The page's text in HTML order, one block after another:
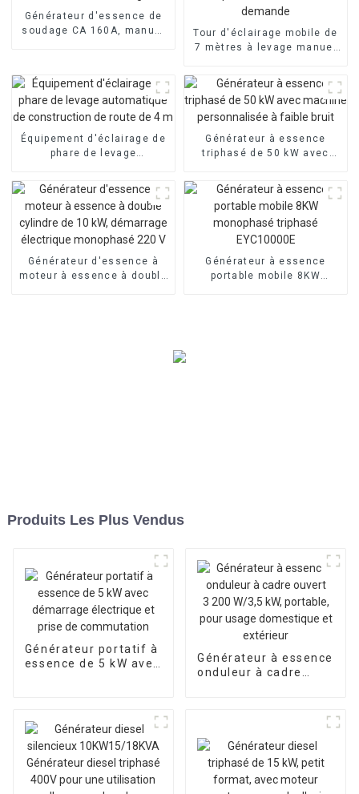
Générateur d'essence de
soudage CA 160A, manuel
Tour d'éclairage mobile de
7 mètres à levage manuel
Personnalisation à la
demande
Équipement d'éclairage de
phare de levage
construction de route de 4
m
Générateur à essence
triphasé de 50 kW avec
faible bruit
Générateur d'essence à
moteur à essence à double
Générateur à essence
portable mobile 8KW
Produits Les Plus Vendus
Générateur portatif à
essence de 5 kW avec
Générateur à essence
onduleur à cadre
usage domestique et